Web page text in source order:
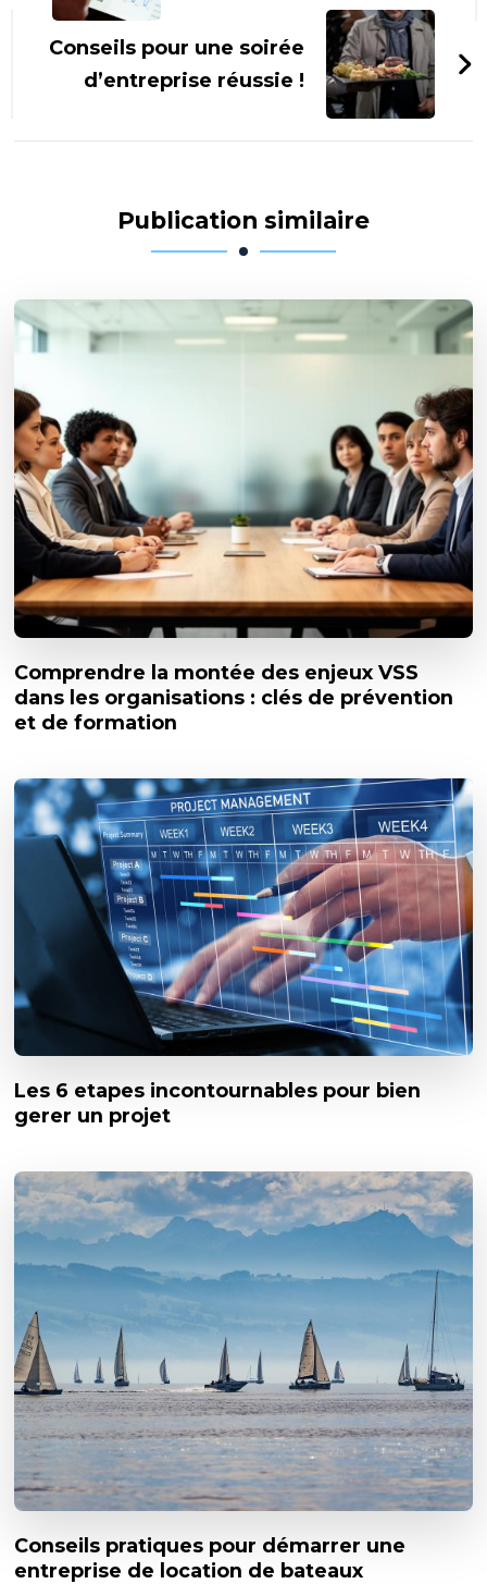
Conseils pour une soirée
d’entreprise réussie !
Publication similaire
Comprendre la montée des enjeux VSS
dans les organisations : clés de prévention
et de formation
Les 6 etapes incontournables pour bien
gerer un projet
Conseils pratiques pour démarrer une
entreprise de location de bateaux